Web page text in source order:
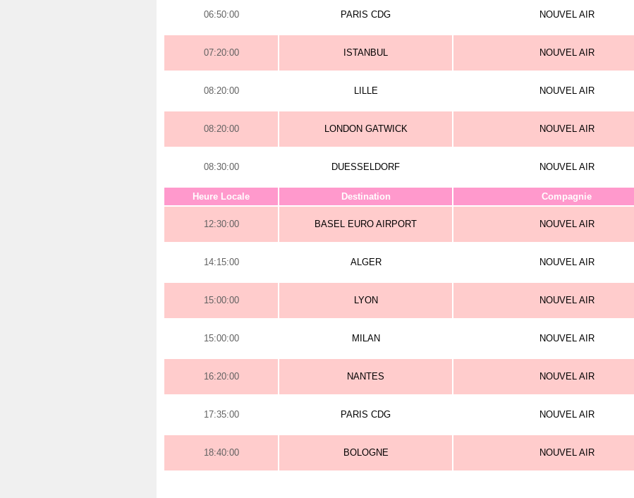
06:50:00 PARIS CDG NOUVEL AIR
07:20:00 ISTANBUL NOUVEL AIR
08:20:00 LILLE NOUVEL AIR
08:20:00 LONDON GATWICK NOUVEL AIR
08:30:00 DUESSELDORF NOUVEL AIR
Heure Locale
Destination Compagnie
12:30:00 BASEL EURO AIRPORT NOUVEL AIR
14:15:00 ALGER NOUVEL AIR
15:00:00 LYON NOUVEL AIR
15:00:00 MILAN NOUVEL AIR
16:20:00 NANTES NOUVEL AIR
17:35:00 PARIS CDG NOUVEL AIR
18:40:00 BOLOGNE NOUVEL AIR